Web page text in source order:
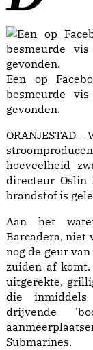
Een op
besmeurde
gevonden.
ORANJESTAD
hoeveelheid
directeur Oslin
brandstof is
Aan het
Barcadera, niet
nog de geur
zuiden af
uitgerekte,
die
drijvende
Submarines.